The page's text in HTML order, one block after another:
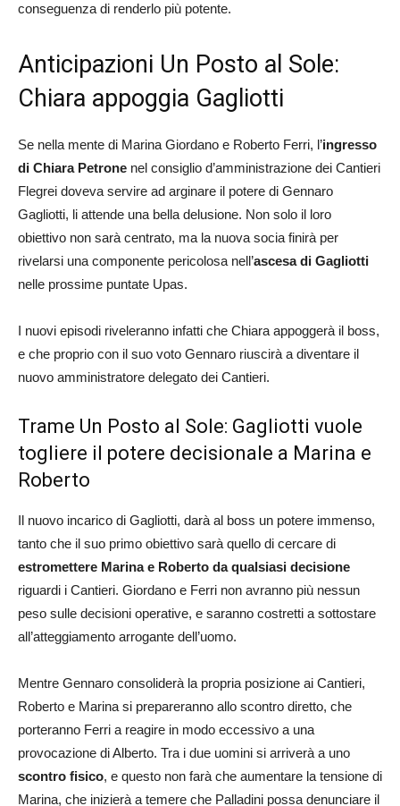
conseguenza di renderlo più potente.
Anticipazioni Un Posto al Sole:
Chiara appoggia Gagliotti
Se nella mente di Marina Giordano e Roberto Ferri, l’ingresso
di Chiara Petrone nel consiglio d’amministrazione dei Cantieri
Flegrei doveva servire ad arginare il potere di Gennaro
Gagliotti, li attende una bella delusione. Non solo il loro
obiettivo non sarà centrato, ma la nuova socia finirà per
rivelarsi una componente pericolosa nell’ascesa di Gagliotti
nelle prossime puntate Upas.
I nuovi episodi riveleranno infatti che Chiara appoggerà il boss,
e che proprio con il suo voto Gennaro riuscirà a diventare il
nuovo amministratore delegato dei Cantieri.
Trame Un Posto al Sole: Gagliotti vuole
togliere il potere decisionale a Marina e
Roberto
Il nuovo incarico di Gagliotti, darà al boss un potere immenso,
tanto che il suo primo obiettivo sarà quello di cercare di
estromettere Marina e Roberto da qualsiasi decisione
riguardi i Cantieri. Giordano e Ferri non avranno più nessun
peso sulle decisioni operative, e saranno costretti a sottostare
all’atteggiamento arrogante dell’uomo.
Mentre Gennaro consoliderà la propria posizione ai Cantieri,
Roberto e Marina si prepareranno allo scontro diretto, che
porteranno Ferri a reagire in modo eccessivo a una
provocazione di Alberto. Tra i due uomini si arriverà a uno
scontro fisico, e questo non farà che aumentare la tensione di
Marina, che inizierà a temere che Palladini possa denunciare il